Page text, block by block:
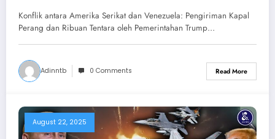
4.000 TENTARA! Fakta Konflik AS
vs Venezuela
Konflik antara Amerika Serikat dan Venezuela: Pengiriman Kapal
Perang dan Ribuan Tentara oleh Pemerintahan Trump…
Adinntb 0 Comments Read More
August 22, 2025